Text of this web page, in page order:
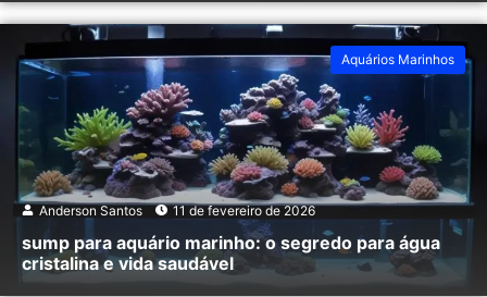
Anderson Santos 11 de fevereiro de 2026
sump para aquário marinho: o segredo para água
cristalina e vida saudável
Aquários Marinhos